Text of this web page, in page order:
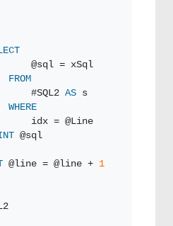
@sql = xSql
FROM
#SQL2
AS s
WHERE
idx = @Line
@sql
@line = @line + 1